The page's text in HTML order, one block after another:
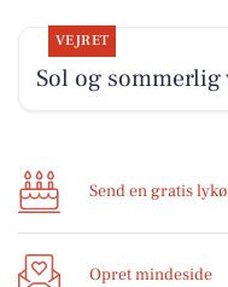
VEJRET
Sol og
Send en gratis
Opret mindeside